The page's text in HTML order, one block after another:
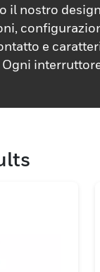
il nostro
e